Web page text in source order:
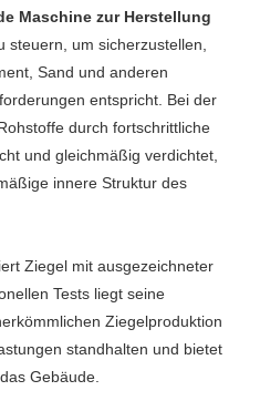
Maschine zur Herstellung
steuern, um sicherzustellen,
Sand und anderen
entspricht. Bei der
durch fortschrittliche
und gleichmäßig verdichtet,
innere Struktur des
Ziegel mit ausgezeichneter
Tests liegt seine
Ziegelproduktion
standhalten und bietet
Gebäude.